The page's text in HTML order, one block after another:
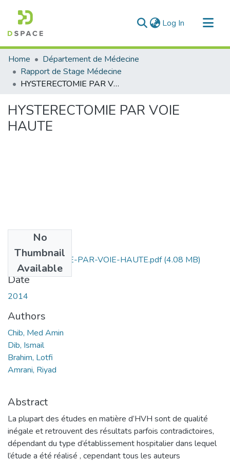
Log In (current)
Communities & Collections
All of DSpace
Statistics
Home
Département de Médecine
Rapport de Stage Médecine
HYSTERECTOMIE PAR VOIE HAUTE
HYSTERECTOMIE PAR VOIE
HAUTE
No
Thumbnail
Available
HYSTERECTOMIE-PAR-VOIE-HAUTE.pdf(4.08 MB)
Date
2014
Authors
Chib, Med Amin
Dib, Ismail
Brahim, Lotfi
Amrani, Riyad
Abstract
La plupart des études en matière d’HVH sont de qualité
inégale et retrouvent des résultats parfois contradictoires,
dépendant du type d’établissement hospitalier dans lequel
l’étude a été réalisé , cependant tous les auteurs